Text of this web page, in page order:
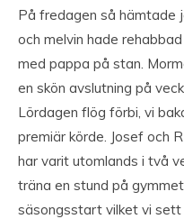
På fredagen så hämtade
och melvin hade
med pappa på stan.
en skön avslutning på
Lördagen flög förbi, vi
premiär körde. Josef och
har varit utomlands i två
träna en stund på
säsongsstart vilket vi